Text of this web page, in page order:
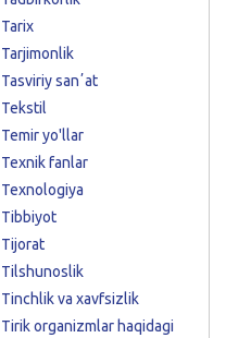
Tarix
Tarjimonlik
Tasviriy sanʼat
Tekstil
Temir yo'llar
Texnik fanlar
Texnologiya
Tibbiyot
Tijorat
Tilshunoslik
Tinchlik va xavfsizlik
Tirik organizmlar haqidagi